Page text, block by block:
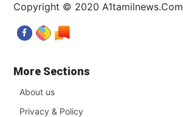
Copyright © 2020 A1tamilnews.Com
More Sections
About us
Privacy & Policy